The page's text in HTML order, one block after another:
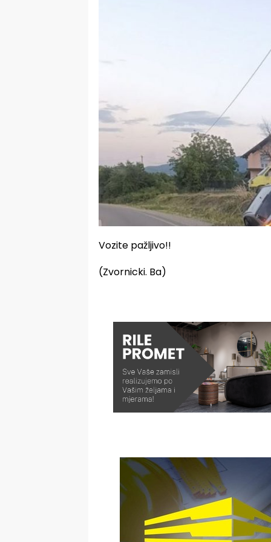
Vozite pažljivo!!
(Zvornicki. Ba)